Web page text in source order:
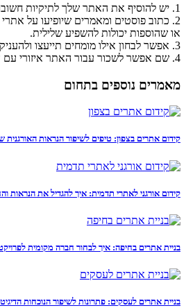
1. יש להוסיף את האתר שלך לתיקיות חשובות באינטרנט – כגון: DMoz, הגרלת אתרים או וויקיפדיה
2. כתוב פוסטים ומאמרים שיופיעו על
או שהוספות יכולות להשפיע שלילית.
3. אפשר לבחון אילו מומחים תייעצו ולהעניק להם כתובת אתר אשר זה שלם מילים מפתח
4. שם אפשר לשכור עבור האתר איזורי עם דומיין טופ, כדיילכך למחוק את התחרות.
מאמרים נוספים בתחום
קידום אתרים בצפון: טיפים לשיפור הנראות
קידום אורגני לאתרי תדמית: איך להגדיל את הנראות
בניית אתרים בחיפה: איך לבחור חברה מקומית
בניית אתרים לעסקים: פתרונות לשיפור הנוכחות